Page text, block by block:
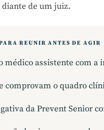
de um juiz.
REUNIR ANTES DE AGIR
médico assistente com
comprovam o quadro
da Prevent Senior